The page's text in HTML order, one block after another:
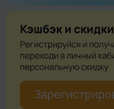
Детали пазла идеально
держать в руках,
процессом.
Размеры и